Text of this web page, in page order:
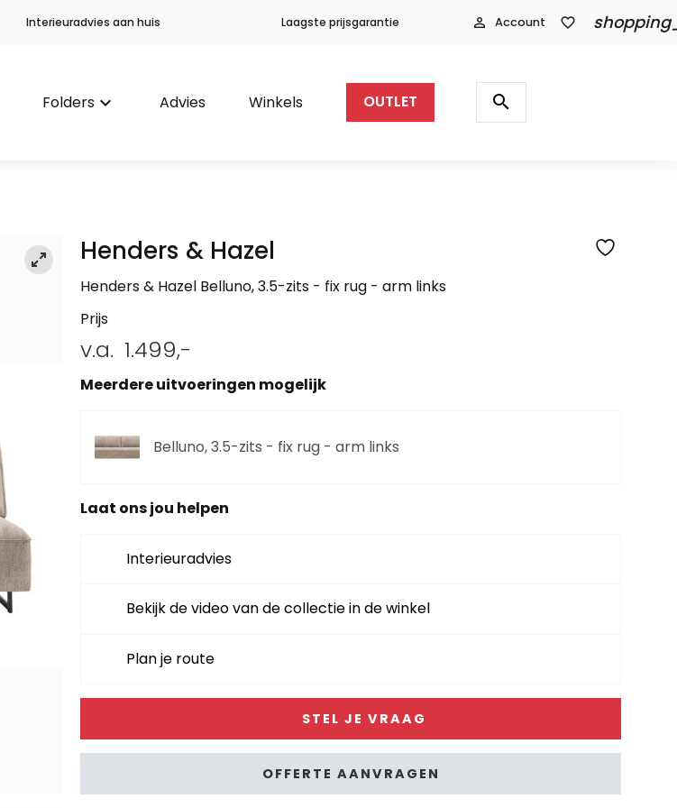
Interieuradvies aan huis Laagste prijsgarantie person_outline Account favorite_border
Folders keyboard_arrow_down Advies Winkels OUTLET
Producten
zoeken
search
Henders & Hazel
Henders & Hazel Belluno, 3.5-zits - fix rug - arm links
Prijs
v.a. 1.499,-
Meerdere uitvoeringen mogelijk
Belluno, 3.5-zits - fix rug - arm links
Belluno, divan rechts flex
Belluno, divan links flex
Belluno, divan links fix
Laat ons jou helpen
Interieuradvies
Bekijk de video van de collectie in de winkel
Plan je route
STEL JE VRAAG
OFFERTE AANVRAGEN